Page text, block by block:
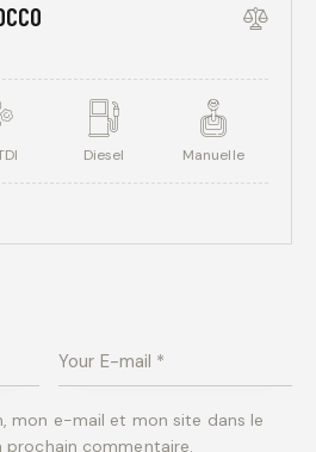
Diesel Manuelle
mon e-mail et mon site dans le
prochain commentaire.